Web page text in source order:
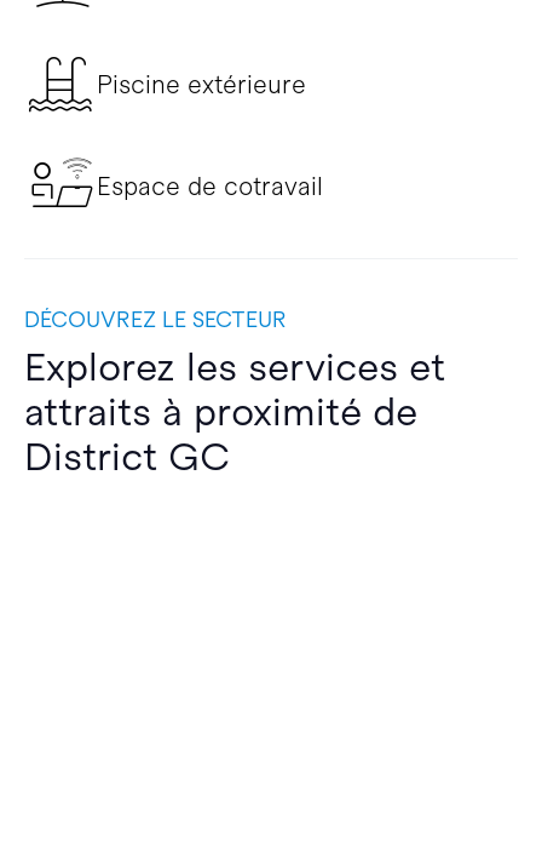
Piscine extérieure
Espace de cotravail
DÉCOUVREZ LE SECTEUR
Explorez les services et
attraits à proximité de
District GC